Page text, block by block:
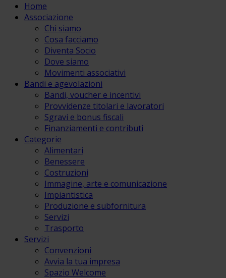
Home
Associazione
Chi siamo
Cosa facciamo
Diventa Socio
Dove siamo
Movimenti associativi
Bandi e agevolazioni
Bandi, voucher e incentivi
Provvidenze titolari e lavoratori
Sgravi e bonus fiscali
Finanziamenti e contributi
Categorie
Alimentari
Benessere
Costruzioni
Immagine, arte e comunicazione
Impiantistica
Produzione e subfornitura
Servizi
Trasporto
Servizi
Convenzioni
Avvia la tua impresa
Spazio Welcome